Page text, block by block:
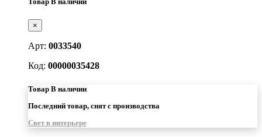
×
Арт: 0033540
Код: 00000035428
Товар В наличии
Последний товар, снят с производства
Свет в интерьере